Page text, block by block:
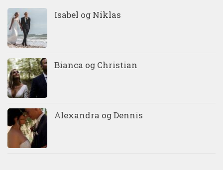
Isabel og Niklas
Bianca og Christian
Alexandra og Dennis